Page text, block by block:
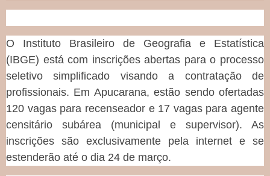
O Instituto Brasileiro de Geografia e Estatística
(IBGE) está com inscrições abertas para o processo
seletivo simplificado visando a contratação de
profissionais. Em Apucarana, estão sendo ofertadas
120 vagas para recenseador e 17 vagas para agente
censitário subárea (municipal e supervisor). As
inscrições são exclusivamente pela internet e se
estenderão até o dia 24 de março.